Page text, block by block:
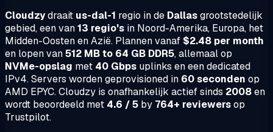
Cloudzydraait us-dal-1 regio in de Dallasgrootstedelijk
gebied, een van13 regio's in Noord-Amerika, Europa, het
Midden-Oosten en Azië. Plannen vanaf $2.48 per month
en lopen van512 MB to 64 GB DDR5, allemaal op
NVMe-opslag met 40 Gbps uplinks en een dedicated
IPv4. Servers worden geprovisioned in 60 seconden op
AMD EPYC. Cloudzy is onafhankelijk actief sinds 2008en
wordt beoordeeld met 4.6 / 5 by 764+ reviewersop
Trustpilot.